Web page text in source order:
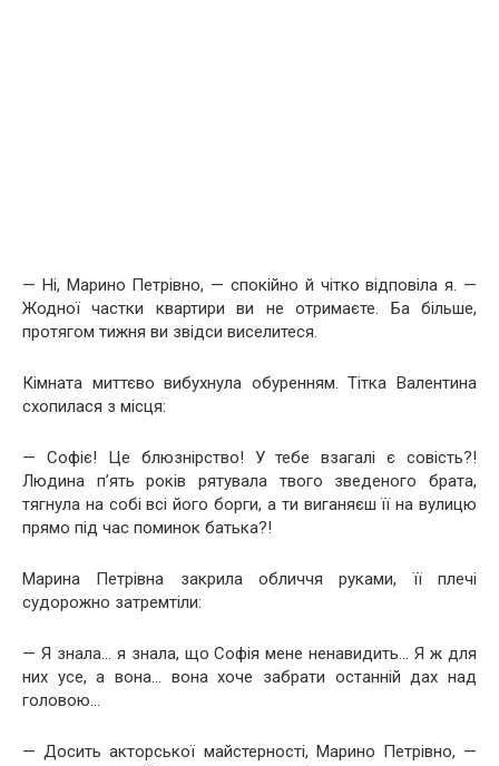
— Ні, Марино Петрівно, — спокійно й чітко відповіла я. —
Жодної частки квартири ви не отримаєте. Ба більше,
протягом тижня ви звідси виселитеся.
Кімната миттєво вибухнула обуренням. Тітка Валентина
схопилася з місця:
— Софіє! Це блюзнірство! У тебе взагалі є совість?!
Людина п’ять років рятувала твого зведеного брата,
тягнула на собі всі його борги, а ти виганяєш її на вулицю
прямо під час поминок батька?!
Марина Петрівна закрила обличчя руками, її плечі
судорожно затремтіли:
— Я знала… я знала, що Софія мене ненавидить… Я ж для
них усе, а вона… вона хоче забрати останній дах над
головою…
— Досить акторської майстерності, Марино Петрівно, —